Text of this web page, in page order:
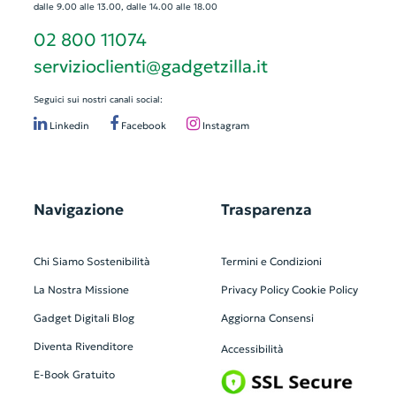
dalle 9.00 alle 13.00, dalle 14.00 alle 18.00
02 800 11074
servizioclienti@gadgetzilla.it
Seguici sui nostri canali social:
Linkedin Facebook Instagram
Navigazione
Chi Siamo Sostenibilità
La Nostra Missione
Gadget Digitali Blog
Diventa Rivenditore
E-Book Gratuito
Trasparenza
Termini e Condizioni
Privacy Policy Cookie Policy
Aggiorna Consensi
Accessibilità